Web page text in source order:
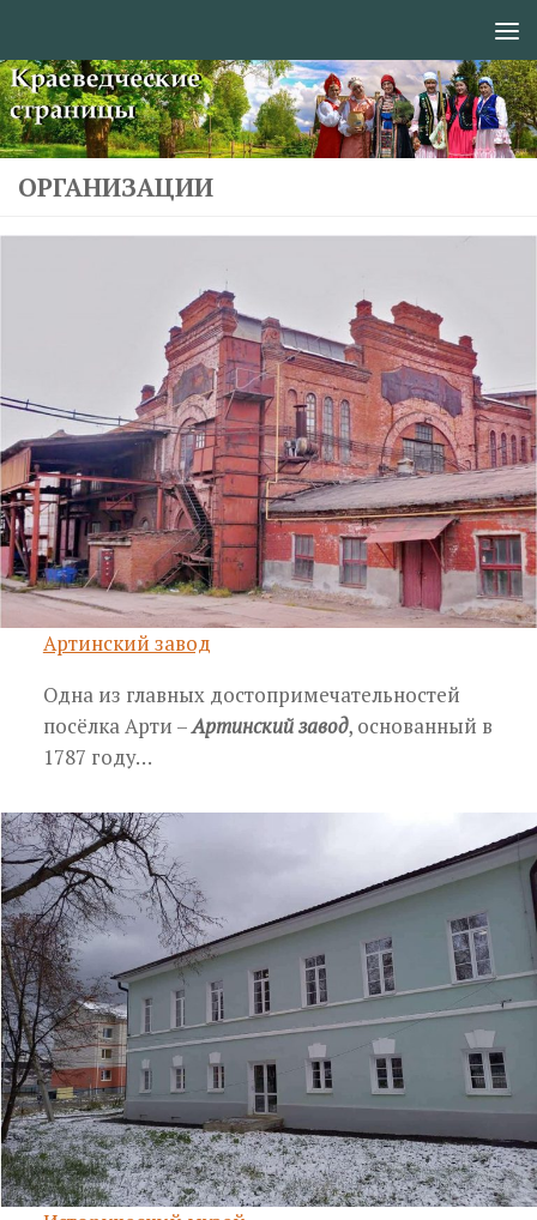
ОРГАНИЗАЦИИ
Артинский завод
Одна из главных достопримечательностей
посёлка Арти –Артинский завод, основанный в
1787 году…